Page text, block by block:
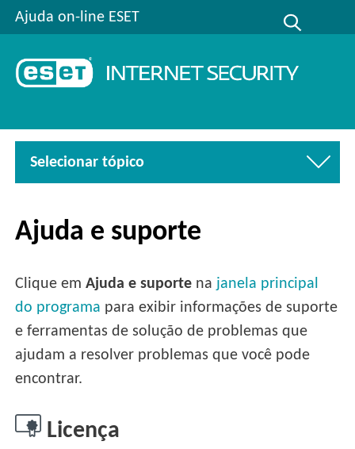
Ajuda on-line ESET
Selecionar tópico
Ajuda e suporte
Clique emAjuda e suporte na janela principal
do programa para exibir informações de suporte
e ferramentas de solução de problemas que
ajudam a resolver problemas que você pode
encontrar.
Licença